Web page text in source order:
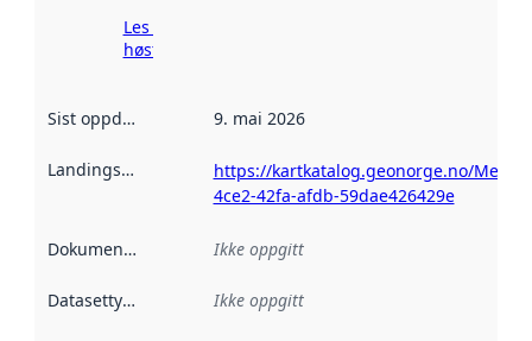
Les mer om
høsting her
Sist oppdatert 9. mai 2026
Landingsside
https://kartkatalog.geonorge.no/
4ce2-42fa-afdb-59dae426429e
Dokumentasjon Ikke oppgitt
Datasettype Ikke oppgitt